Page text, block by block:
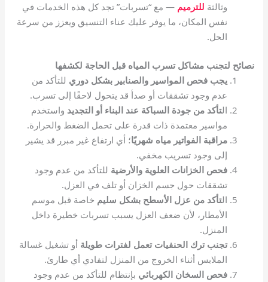
وثالثة للترميم — مع “تسربات” تجد كل هذه الخدمات في
نفس المكان، ما يوفر عليك عناء التنسيق ويعزز من سرعة
الحل.
نصائح لتجنب مشاكل تسرب المياه قبل الحاجة لكشفها
يجب فحص المواسير والصنابير بشكل دوري للتأكد من
عدم وجود تشققات أو صدأ قد يتحول لاحقًا إلى تسرب.
التأكد من جودة السباكة عند البناء أو التجديد واستخدم
مواسير معتمدة ذات قدرة على تحمل الضغط والحرارة.
مراقبة الفواتير مياه شهريًا؛ أي ارتفاع غير مبرر قد يشير
إلى وجود تسريب مخفي.
فحص الخزانات العلوية والأرضية للتأكد من عدم وجود
تشققات حول جسم الخزان أو تلف في العزل.
التأكد من عزل الأسطح بشكل سليم خاصة قبل موسم
الأمطار، لأن ضعف العزل يسبب تسربات خطيرة داخل
المنزل.
تجنب ترك الحنفيات تعمل لفترات طويلة أو تشغيل غسالة
الملابس أثناء الخروج من المنزل لتفادي أي طارئ.
فحص السخان الكهربائي بإنتظام للتأكد من عدم وجود